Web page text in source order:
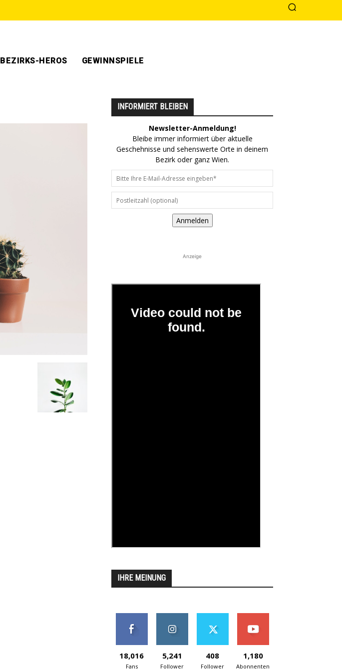
BEZIRKS-HEROS GEWINNSPIELE
INFORMIERT BLEIBEN
Newsletter-Anmeldung!
Bleibe immer informiert über aktuelle
Geschehnisse und sehenswerte Orte in deinem
Bezirk oder ganz Wien.
Anmelden
Anzeige
IHRE MEINUNG
18,016
Fans
5,241
Follower
408
Follower
1,180
Abonnenten